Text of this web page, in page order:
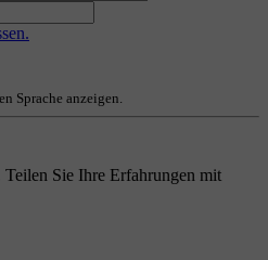
Sprache anzeigen.
Sie Ihre Erfahrungen mit